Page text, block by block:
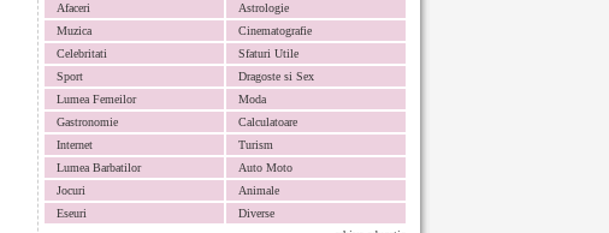
Afaceri
Astrologie
Muzica
Cinematografie
Celebritati
Sfaturi Utile
Sport
Dragoste si Sex
Lumea Femeilor
Moda
Gastronomie
Calculatoare
Internet
Turism
Lumea Barbatilor
Auto Moto
Jocuri
Animale
Eseuri
Diverse